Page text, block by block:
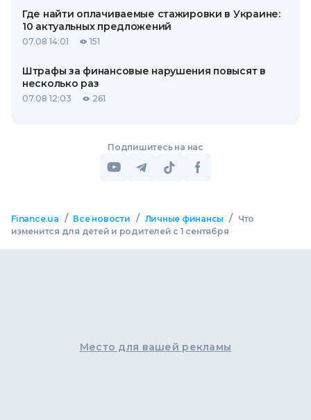
Где найти оплачиваемые стажировки в Украине:
10 актуальных предложений
07.08 14:01 151
Штрафы за финансовые нарушения повысят в
несколько раз
07.08 12:03 261
Подпишитесь на нас
Finance.ua / Все новости / Личные финансы /
Что
изменится для детей и родителей с 1 сентября
Место для вашей рекламы